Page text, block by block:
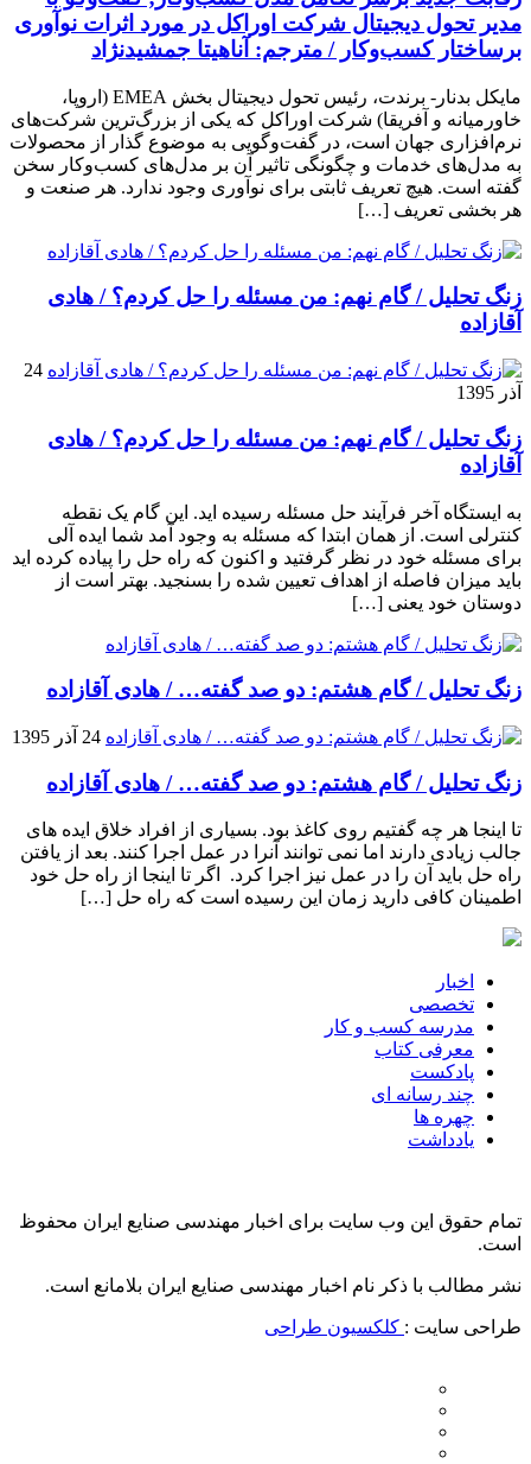
مدیر تحول دیجیتال شرکت اوراکل در مورد اثرات نوآوری
برساختار کسب‌وکار / مترجم: آناهیتا جمشیدنژاد
مایکل بدنار- برندت، رئیس تحول دیجیتال بخش EMEA (اروپا،
خاورمیانه و آفریقا) شرکت اوراکل که یکی از بزرگ‌ترین شرکت‌های
نرم‌افزاری جهان است، در گفت‌وگویی به موضوع گذار از محصولات
به مدل‌های خدمات و چگونگی تاثیر آن بر مدل‌های کسب‌و‌کار سخن
گفته است. هیچ تعریف ثابتی برای نوآوری وجود ندارد. هر صنعت و
هر بخشی تعریف […]
زنگ تحلیل / گام نهم: من مسئله را حل کردم؟ / هادی
آقازاده
24
آذر 1395
زنگ تحلیل / گام نهم: من مسئله را حل کردم؟ / هادی
آقازاده
به ایستگاه آخر فرآیند حل مسئله رسیده اید. این گام یک نقطه
کنترلی است. از همان ابتدا که مسئله به وجود آمد شما ایده آلی
برای مسئله خود در نظر گرفتید و اکنون که راه حل را پیاده کرده اید
باید میزان فاصله از اهداف تعیین شده را بسنجید. بهتر است از
دوستان خود یعنی […]
زنگ تحلیل / گام هشتم: دو صد گفته… / هادی آقازاده
24 آذر 1395
زنگ تحلیل / گام هشتم: دو صد گفته… / هادی آقازاده
تا اینجا هر چه گفتیم روی کاغذ بود. بسیاری از افراد خلاق ایده های
جالب زیادی دارند اما نمی توانند آنرا در عمل اجرا کنند. بعد از یافتن
راه حل باید آن را در عمل نیز اجرا کرد. اگر تا اینجا از راه حل خود
اطمینان کافی دارید زمان این رسیده است که راه حل […]
اخبار
تخصصی
مدرسه کسب و کار
معرفی کتاب
پادکست
چند رسانه ای
چهره ها
یادداشت
تمام حقوق این وب سایت برای اخبار مهندسی صنایع ایران محفوظ
است.
نشر مطالب با ذکر نام اخبار مهندسی صنایع ایران بلامانع است.
طراحی سایت : کلکسیون طراحی